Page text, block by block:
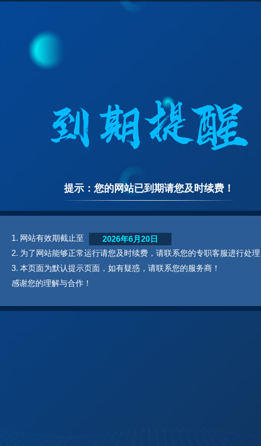
提示：您的网站已到期请您及时续费！
1. 网站有效期截止至
2. 为了网站能够正常运行请您及时续费，请联系您的专职客服进行处
3. 本页面为默认提示页面，如有疑惑，请联系您的服务商！
感谢您的理解与合作！
2026年6月20日